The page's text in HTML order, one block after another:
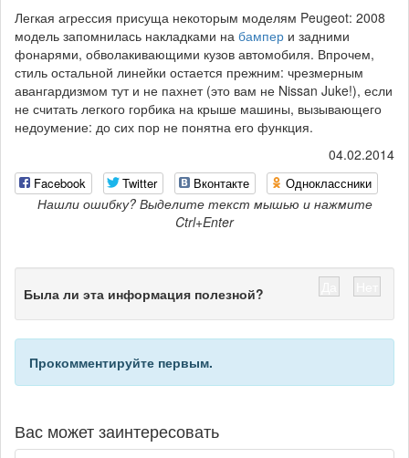
Легкая агрессия присуща некоторым моделям Peugeot: 2008
модель запомнилась накладками на бампер и задними
фонарями, обволакивающими кузов автомобиля. Впрочем,
стиль остальной линейки остается прежним: чрезмерным
авангардизмом тут и не пахнет (это вам не Nissan Juke!), если
не считать легкого горбика на крыше машины, вызывающего
недоумение: до сих пор не понятна его функция.
04.02.2014
Facebook Twitter Вконтакте Одноклассники
Нашли ошибку? Выделите текст мышью и нажмите
Ctrl+Enter
Была ли эта информация полезной?
Прокомментируйте первым.
Вас может заинтересовать